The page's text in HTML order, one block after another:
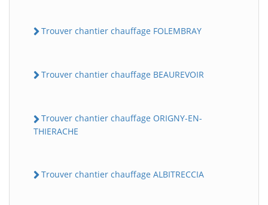
Trouver chantier chauffage FOLEMBRAY
Trouver chantier chauffage BEAUREVOIR
Trouver chantier chauffage ORIGNY-EN-
THIERACHE
Trouver chantier chauffage ALBITRECCIA
BatiWebPro